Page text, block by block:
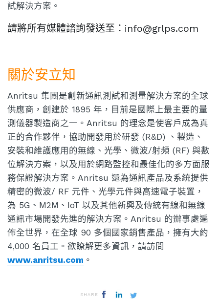
試解決方案。
請將所有媒體諮詢發送至：info@grlps.com
關於安立知
Anritsu 集團是創新通訊測試和測量解決方案的全球
供應商，創建於 1895 年，目前是國際上最主要的量
測儀器製造商之一。Anritsu 的理念是使客戶成為真
正的合作夥伴，協助開發用於研發 (R&D) 、製造、
安裝和維護應用的無線、光學、微波/射頻 (RF) 與數
位解決方案，以及用於網路監控和最佳化的多方面服
務保證解決方案。Anritsu 還為通訊產品及系統提供
精密的微波/ RF 元件、光學元件與高速電子裝置，
為 5G、M2M、IoT 以及其他新興及傳統有線和無線
通訊市場開發先進的解決方案。Anritsu 的辦事處遍
佈全世界，在全球 90 多個國家銷售產品，擁有大約
4,000 名員工。欲瞭解更多資訊，請訪問
www.anritsu.com 。
SHARE